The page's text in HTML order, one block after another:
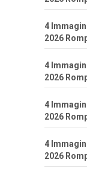
4
2026
4
2026
4
2026
4
2026